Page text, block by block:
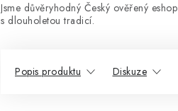
Jsme důvěryhodný Český ověřený eshop
s dlouholetou tradicí.
Popis produktu Diskuze